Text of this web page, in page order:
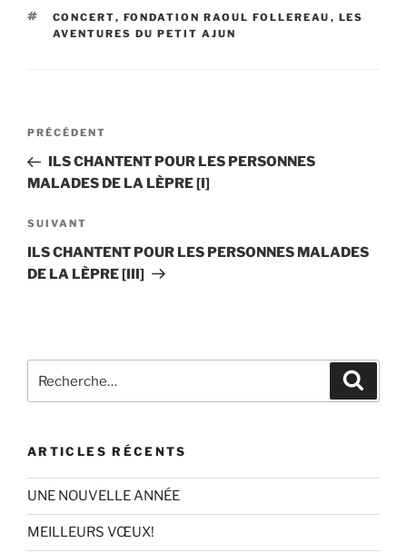
ÉTIQUETTES
CONCERT, FONDATION RAOUL FOLLEREAU , LES
AVENTURES DU PETIT AJUN
Navigation
l’article
Article
précédent
PRÉCÉDENT
ILS CHANTENT POUR LES PERSONNES
MALADES DE LA LÈPRE [I]
Article
suivant
SUIVANT
ILS CHANTENT POUR LES PERSONNES MALADES
DE LA LÈPRE [III]
pour
ARTICLES RÉCENTS
UNE NOUVELLE ANNÉE
MEILLEURS VŒUX!